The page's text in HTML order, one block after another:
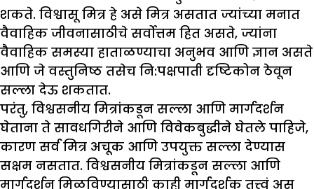
शकते. विश्वासू मित्र हे असे मित्र असतात ज्यांच्या मनात
वैवाहिक जीवनासाठीचे सर्वोत्तम हित असते, ज्यांना
वैवाहिक समस्या हाताळण्याचा अनुभव आणि ज्ञान असते
आणि जे वस्तुनिष्ठ तसेच नि:पक्षपाती दृष्टिकोन ठेवून
सल्ला देऊ शकतात.
परंतु, विश्वसनीय मित्रांकडून सल्ला आणि मार्गदर्शन
घेताना ते सावधगिरीने आणि विवेकबुद्धीने घेतले पाहिजे,
कारण सर्व मित्र अचूक आणि उपयुक्त सल्ला देण्यास
सक्षम नसतात. विश्वसनीय मित्रांकडून सल्ला आणि
मार्गदर्शन मिळविण्यासाठी काही मार्गदर्शक तत्त्वं असू